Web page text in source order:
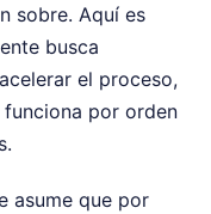
sobre. Aquí es
busca
el proceso,
por orden
asume que por